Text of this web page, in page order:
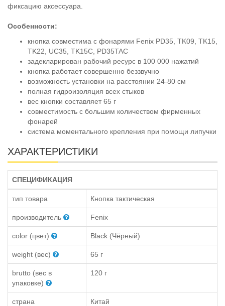
фиксацию аксессуара.
Особенности:
кнопка совместима с фонарями Fenix PD35, TK09, TK15,
TK22, UC35, TK15C, PD35TAC
задекларирован рабочий ресурс в 100 000 нажатий
кнопка работает совершенно беззвучно
возможность установки на расстоянии 24-80 см
полная гидроизоляция всех стыков
вес кнопки составляет 65 г
совместимость с большим количеством фирменных
фонарей
система моментального крепления при помощи липучки
ХАРАКТЕРИСТИКИ
СПЕЦИФИКАЦИЯ
тип товара Кнопка тактическая
производитель Fenix
color (цвет) Black (Чёрный)
weight (вес) 65 г
brutto (вес в
упаковке)
120 г
страна
Китай